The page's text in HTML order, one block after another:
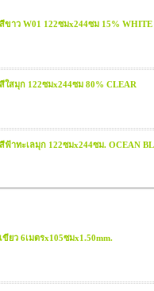
ขาว W01 122ซมx244ซม 15% WHITE
ใสมุก 122ซมx244ซม 80% CLEAR
ฟ้าทะเลมุก 122ซมx244ซม. OCEAN
ขียว 6เมตรx105ซมx1.50mm.